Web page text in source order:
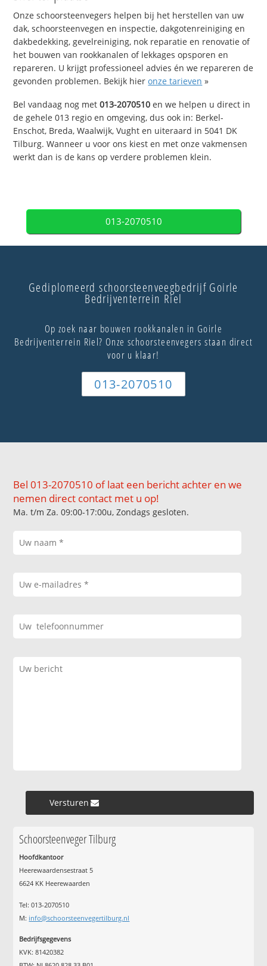
Onze schoorsteenvegers helpen bij het herstellen van uw
dak, schoorsteenvegen en inspectie, dakgotenreiniging en
dakbedekking, gevelreiniging, nok reparatie en renovatie of
het bouwen van rookkanalen of lekkages opsporen en
repareren. U krijgt professioneel advies én we repareren de
gevonden problemen. Bekijk hieronze tarieven »
Bel vandaag nog met013-2070510 en we helpen u direct in
de gehele 013 regio en omgeving, dus ook in: Berkel-
Enschot, Breda, Waalwijk, Vught en uiteraard in 5041 DK
Tilburg. Wanneer u voor ons kiest en met onze vakmensen
werkt dan is de kans op verdere problemen klein.
013-2070510
Gediplomeerd schoorsteenveegbedrijf Goirle
Bedrijventerrein Riel
Op zoek naar bouwen rookkanalen in Goirle
Bedrijventerrein Riel? Onze schoorsteenvegers staan direct
voor u klaar!
013-2070510
Bel 013-2070510 of laat een bericht achter en we
nemen direct contact met u op!
Ma. t/m Za. 09:00-17:00u, Zondags gesloten.
Versturen »
Schoorsteenveger Tilburg
Hoofdkantoor
Heerewaardensestraat 5
6624 KK Heerewaarden
Tel: 013-2070510
M: info@schoorsteenvegertilburg.nl
Bedrijfsgegevens
KVK: 81420382